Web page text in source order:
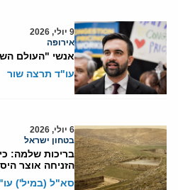
9 יולי, 2026
אירופה
אנשי "העולם
עו"ד תרצה שור
6 יולי, 2026
בטחון ישראל
בריכות שלמה:
הזניחה אוצר
סא"ל (במיל')